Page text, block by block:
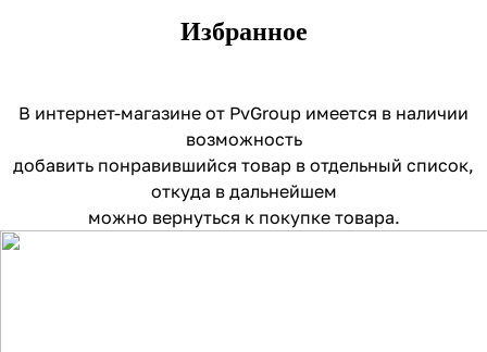
Избранное
В интернет-магазине от PvGroup имеется в наличии
возможность
добавить понравившийся товар в отдельный список,
откуда в дальнейшем
можно вернуться к покупке товара.